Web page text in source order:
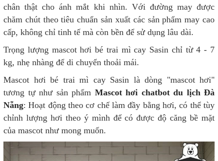
chân thật cho ánh mắt khi nhìn. Với đường may được
chăm chút theo tiêu chuẩn sản xuất các sản phẩm may cao
cấp, không chỉ tinh tế mà còn bền để sử dụng lâu dài.
Trọng lượng mascot hơi bé trai mì cay Sasin chỉ từ 4 - 7
kg, nhẹ nhàng để di chuyển thoải mái.
Mascot hơi bé trai mì cay Sasin là dòng "mascot hơi"
tương tự như sản phẩm Mascot hơi chatbot du lịch Đà
Nẵng: Hoạt động theo cơ chế làm đầy bằng hơi, có thể tùy
chỉnh lượng hơi theo ý mình để có được độ căng bề mặt
của mascot như mong muốn.